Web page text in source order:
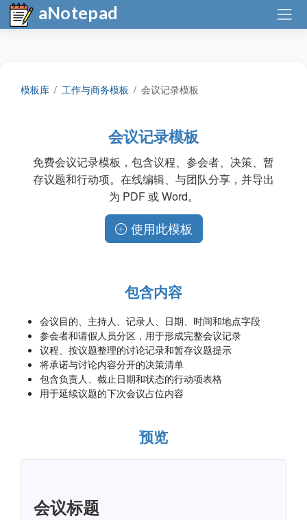
aNotepad
模板库 工作与商务模板 会议记录模板
会议记录模板
免费会议记录模板，包含议程、参会者、决策、暂
存议题和行动项。在线编辑、与团队分享，并导出
为 PDF 或 Word。
使用此模板
包含内容
会议目的、主持人、记录人、日期、时间和地点字段
参会者和请假人员分区，用于形成完整会议记录
议程、按议题整理的讨论记录和暂存议题提示
将承诺与讨论内容分开的决策清单
包含负责人、截止日期和状态的行动项表格
用于延续议题的下次会议占位内容
预览
会议标题